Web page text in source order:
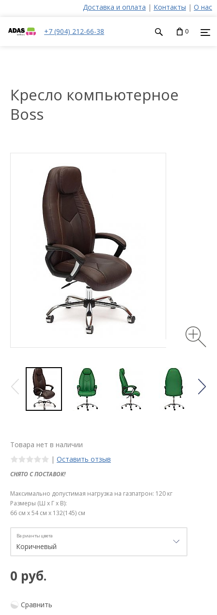
Доставка и оплата | Контакты | О нас
+7 (904) 212-66-38 0
Кресло компьютерное
Boss
Товара нет в наличии
| Оставить отзыв
СНЯТО С ПОСТАВОК!
Максимально допустимая нагрузка на газпатрон: 120 кг
Размеры (Ш x Г x В):
66 см x 54 см x 132(145) см
Варианты цвета
0 руб.
Сравнить